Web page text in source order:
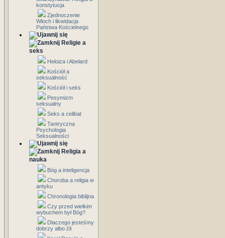
konstytucja
Zjednoczenie
Włoch i likwidacja
Państwa Kościelnego
Religie a
seks
Heloiza i Abelard
Kościół a
seksualność
Kościół i seks
Pesymizm
seksualny
Seks a celibat
Tantryczna
Psychologia
Seksualności
Religia a
nauka
Bóg a inteligencja
Choroba a religia w
antyku
Chronologia biblijna
Czy przed wielkim
wybuchem był Bóg?
Dlaczego jesteśmy
dobrzy albo źli